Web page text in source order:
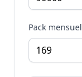
Pack mensuel